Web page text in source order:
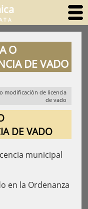
O
DE VADO
modificación de licencia
de vado
DE VADO
municipal
en la Ordenanza